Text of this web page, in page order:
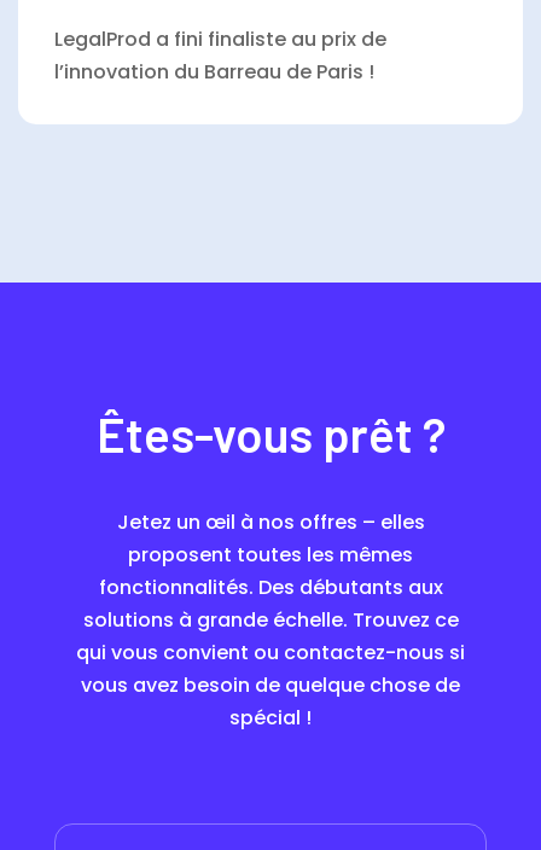
LegalProd a fini finaliste au prix de
l’innovation du Barreau de Paris !
Êtes-vous prêt ?
Jetez un œil à nos offres – elles
proposent toutes les mêmes
fonctionnalités. Des débutants aux
solutions à grande échelle. Trouvez ce
qui vous convient ou contactez-nous si
vous avez besoin de quelque chose de
spécial !